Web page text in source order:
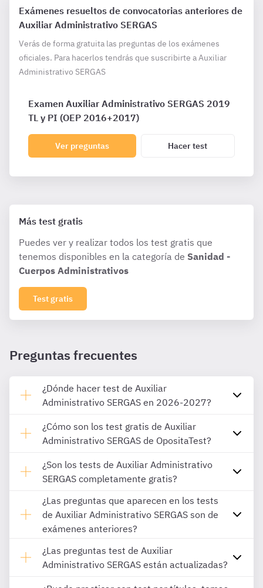
Exámenes resueltos de convocatorias anteriores de
Auxiliar Administrativo SERGAS
Verás de forma gratuita las preguntas de los exámenes
oficiales. Para hacerlos tendrás que suscribirte a Auxiliar
Administrativo SERGAS
Examen Auxiliar Administrativo SERGAS 2019
TL y PI (OEP 2016+2017)
Ver preguntas Hacer test
Más test gratis
Puedes ver y realizar todos los test gratis que
tenemos disponibles en la categoría de Sanidad -
Cuerpos Administrativos
Test gratis
Preguntas frecuentes
¿Dónde hacer test de Auxiliar
Administrativo SERGAS en 2026-2027?
¿Cómo son los test gratis de Auxiliar
Administrativo SERGAS de OpositaTest?
¿Son los tests de Auxiliar Administrativo
SERGAS completamente gratis?
¿Las preguntas que aparecen en los tests
de Auxiliar Administrativo SERGAS son de
exámenes anteriores?
¿Las preguntas test de Auxiliar
Administrativo SERGAS están actualizadas?